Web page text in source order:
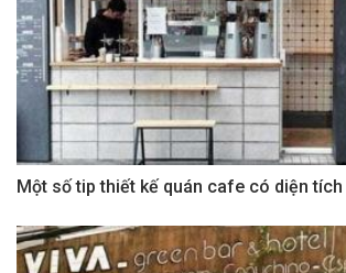
Một số tip thiết kế quán cafe có diện tích